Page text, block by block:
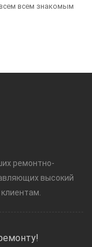
всем знакомым
ремонтно-
высокий